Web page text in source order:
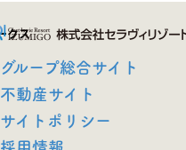
グループ総合サイト
不動産サイト
サイトポリシー